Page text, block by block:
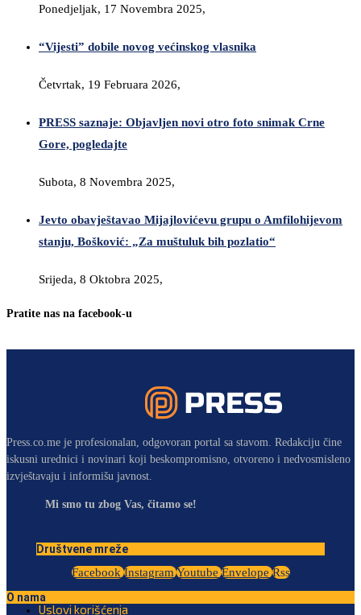
Ponedjeljak, 17 Novembra 2025,
“Vijesti” dobile novog većinskog vlasnika
Četvrtak, 19 Februara 2026,
PRESS saznaje: Objavljen novi otro foto snimak Crne
Gore, pogledajte
Subota, 8 Novembra 2025,
Jevto obavještavao Mijajlovićevu grupu o Amfilohijevom
stanju, Bošković: „Za muštuluk bih pozlatio“
Srijeda, 8 Oktobra 2025,
Pratite nas na facebook-u
Press.co.me je profesionalan, odgovoran portal sa stavom. Redakciju čine
iskusni urednici i novinari koji beskompromisno, otvoreno i nedvosmisleno
izvještavaju i informišu javnost.
Mi smo tu zbog Vas, čitamo se!
Društvene mreže
Facebook Instagram Youtube Envelope Rss
O nama
Uslovi korišćenja